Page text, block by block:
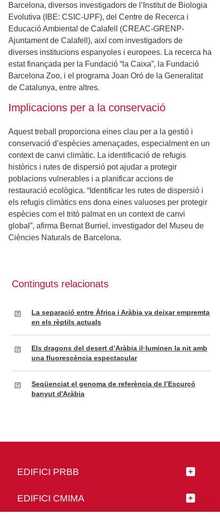
Barcelona, diversos investigadors de l’Institut de Biologia
Evolutiva (IBE: CSIC-UPF), del Centre de Recerca i
Educació Ambiental de Calafell (CREAC-GRENP-
Ajuntament de Calafell), així com investigadors de
diverses institucions espanyoles i europees. La recerca ha
estat finançada per la Fundació “la Caixa”, la Fundació
Barcelona Zoo, i el programa Joan Oró de la Generalitat
de Catalunya, entre altres.
Implicacions per a la conservació
Aquest treball proporciona eines clau per a la gestió i
conservació d’espècies amenaçades, especialment en un
context de canvi climàtic. La identificació de refugis
històrics i rutes de dispersió pot ajudar a protegir
poblacions vulnerables i a planificar accions de
restauració ecològica. “Identificar les rutes de dispersió i
els refugis climàtics ens dona eines valuoses per protegir
espècies com el tritó palmat en un context de canvi
global”, afirma Bernat Burriel, investigador del Museu de
Ciències Naturals de Barcelona.
Continguts relacionats
La separació entre Àfrica i Aràbia va deixar empremta
en els rèptils actuals
Els dragons del desert d’Aràbia il·luminen la nit amb
una fluorescència espectacular
Seqüenciat el genoma de referència de l’Escurçó
banyut d'Aràbia
EDIFICI PRBB
EDIFICI CMIMA